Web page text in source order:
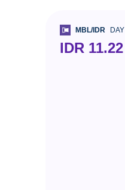
MBL/IDR DAY
IDR 11.22